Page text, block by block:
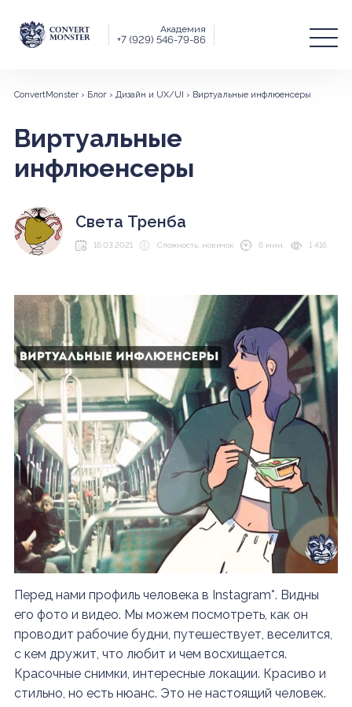
Академия
+7 (929) 546-79-86
ConvertMonster› Блог› Дизайн и UX/UI › Виртуальные инфлюенсеры
Виртуальные
инфлюенсеры
Света Тренба
16.03.2021 Сложность: новичок 6 мин. 1 416
Перед нами профиль человека в Instagram*. Видны
его фото и видео. Мы можем посмотреть, как он
проводит рабочие будни, путешествует, веселится,
с кем дружит, что любит и чем восхищается.
Красочные снимки, интересные локации. Красиво и
стильно, но есть нюанс. Это не настоящий человек.